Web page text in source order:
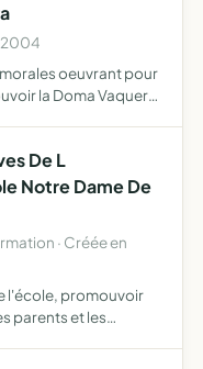
2004
oeuvrant pour
la Doma Vaquera
De L
Notre Dame De
· Créée en
l'école, promouvoir
parents et les